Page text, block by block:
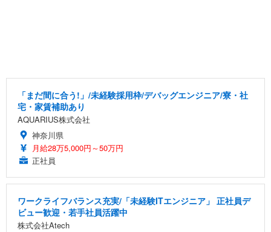
「まだ間に合う!」/未経験採用枠/デバッグエンジニア/寮・社
宅・家賃補助あり
AQUARIUS株式会社
神奈川県
月給28万5,000円～50万円
正社員
ワークライフバランス充実/「未経験ITエンジニア」 正社員デ
ビュー歓迎・若手社員活躍中
株式会社Atech